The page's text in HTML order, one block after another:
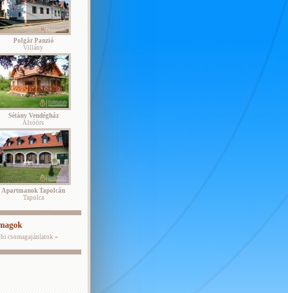
Polgár Panzió
Villány
Sétány Vendégház
Alsóörs
Apartmanok Tapolcán
Tapolca
csomagajánlatok »